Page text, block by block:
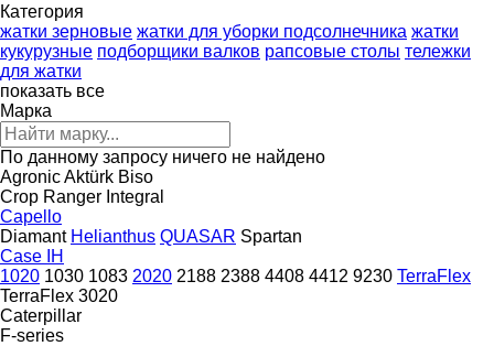
Категория
жатки зерновые жатки для уборки подсолнечника жатки
кукурузные подборщики валков рапсовые столы тележки
для жатки
показать все
Марка
По данному запросу ничего не найдено
AgronicAktürk Biso
Crop Ranger Integral
Capello
Diamant Helianthus QUASAR Spartan
Case IH
1020 1030 1083 2020 2188 2388 4408 4412 9230 TerraFlex
TerraFlex 3020
Caterpillar
F-series